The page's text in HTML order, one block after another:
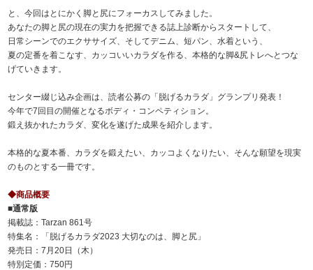
と、今回はとにかく脚と尻にフォーカスしてみました。
あなたの脚と尻の現在の実力を把握できる誌上診断からスタートして、
日常シーンでのエクササイズ、そしてデニム、短パン、水着という、
夏の定番を着こなす、カッコいいカラダを作る、本格的な脚&尻トレへとつな
げていきます。
センター綴じ込み企画は、読者公募の「脱げるカラダ」グランプリ発表！
今年で7回目の開催となるボディ・コンペティション。
鍛え抜かれたカラダ、変化を遂げた成果を紹介します。
本格的な夏本番、カラダを鍛えたい、カッコよくなりたい、そんな願望を現実
のものとする一冊です。
◆商品概要
■通常版
掲載誌：Tarzan 861号
特集名：「脱げるカラダ2023 大切なのは、脚と尻」
発売日：7月20日（木）
特別定価：750円